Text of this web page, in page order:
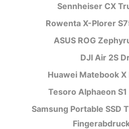
Sennheiser CX
Rowenta X-Plorer
ASUS ROG
DJI Air 2S
Huawei Matebook
Tesoro Alphaeon
Samsung Portable SSD